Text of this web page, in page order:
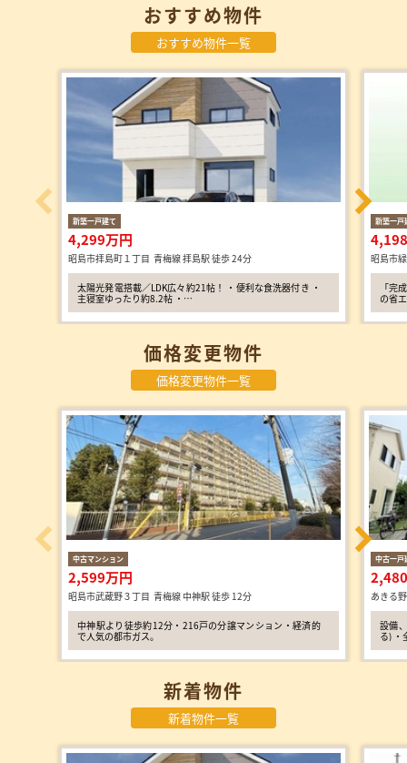
おすすめ物件
おすすめ物件一覧
新築一戸建て
4,299万円
昭島市拝島町１丁目 青梅線 拝島駅 徒歩 24分
太陽光発電搭載／LDK広々約21帖！ ・便利な食洗器付き ・
主寝室ゆったり約8.2帖 ・…
新築一戸
昭島市
「完
の省
価格変更物件
価格変更物件一覧
中古マンション
2,599万円
昭島市武蔵野３丁目 青梅線 中神駅 徒歩 12分
中神駅より徒歩約12分・216戸の分譲マンション・経済的
で人気の都市ガス。
中古一戸
あきる
設備
る)
新着物件
新着物件一覧